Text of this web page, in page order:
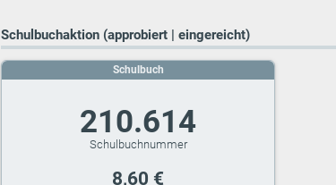
Schulbuchaktion (approbiert | eingereicht)
Schulbuch
210.614
8,60 €